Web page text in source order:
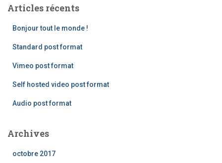
rArticles récents
Bonjour tout le monde !
Standard post format
Vimeo post format
Self hosted video post format
Audio post format
Archives
octobre 2017